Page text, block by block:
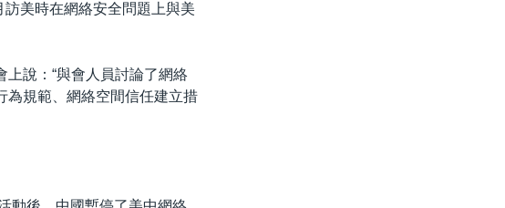
美時在網絡安全問題上與美
說：“與會人員討論了網絡
為規範、網絡空間信任建立措